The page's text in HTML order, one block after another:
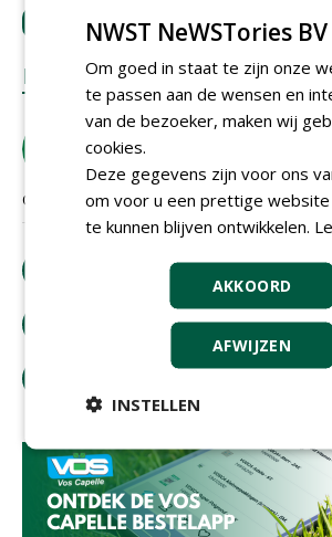
LOGIN met je e-mailadres om te
REACTIES
Anne-Marie Meerten
woensdag 15 november 2023
Goed bezig Jac
download artikel
bestel tijdschrift
NWST NeWSTories BV
Om goed in staat te zijn onze
te passen aan de wensen en
van de bezoeker, maken wij
cookies.
Deze gegevens zijn voor ons
om voor u een prettige
te kunnen blijven ontwikkelen.
AKKOORD
AFWIJZEN
INSTELLEN